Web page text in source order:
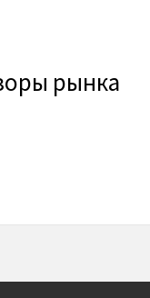
рынка